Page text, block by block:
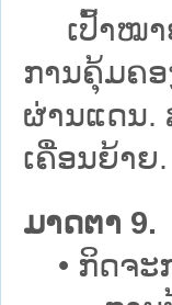
ເປົ້າໝາຍ
ການຄຸ້ມຄອ
ຜ່ານແດນ.
ເຄື່ອນຍ້າຍ.
ມາດຕາ
• ກິດຈະ